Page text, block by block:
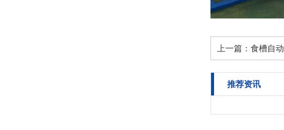
上一篇： 食槽自
推荐资讯